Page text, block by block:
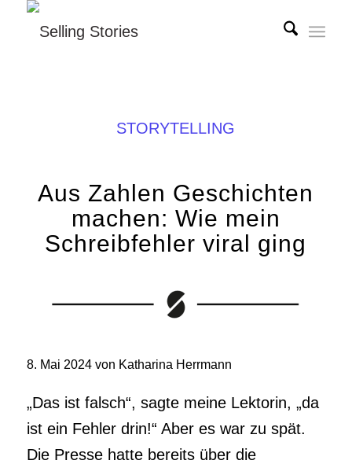
STORYTELLING
Aus Zahlen Geschichten
machen: Wie mein
Schreibfehler viral ging
8. Mai 2024 von Katharina Herrmann
„Das ist falsch“, sagte meine Lektorin, „da
ist ein Fehler drin!“ Aber es war zu spät.
Die Presse hatte bereits über die